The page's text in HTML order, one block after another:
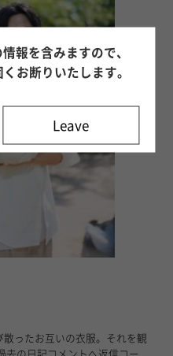
報を含みますので、
お断りいたします。
Leave